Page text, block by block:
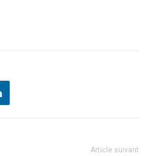
Article suivant